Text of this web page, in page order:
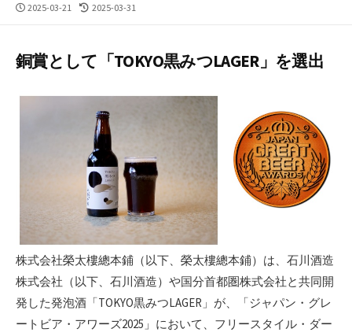
公
2025-03-21
最
新
日
2025-03-31
銅賞として「TOKYO黒みつLAGER」を選出
株式会社榮太樓總本鋪（以下、榮太樓總本鋪）は、石川酒造
株式会社（以下、石川酒造）や国分首都圏株式会社と共同開
発した発泡酒「TOKYO黒みつLAGER」が、「ジャパン・グレ
ートビア・アワーズ2025」において、フリースタイル・ダー